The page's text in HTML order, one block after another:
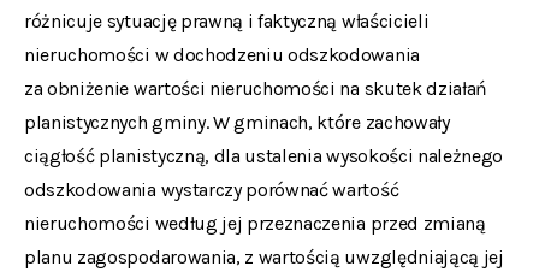
różnicuje sytuację prawną i faktyczną właścicieli
nieruchomości w dochodzeniu odszkodowania
za obniżenie wartości nieruchomości na skutek działań
planistycznych gminy. W gminach, które zachowały
ciągłość planistyczną, dla ustalenia wysokości należnego
odszkodowania wystarczy porównać wartość
nieruchomości według jej przeznaczenia przed zmianą
planu zagospodarowania, z wartością uwzględniającą jej